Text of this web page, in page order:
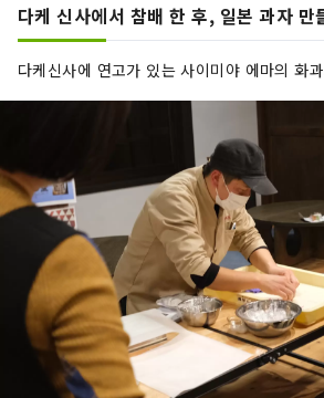
다케 신사에서 참배 한 후, 일본 과자 만
다케신사에 연고가 있는 사이미야 에마의 화